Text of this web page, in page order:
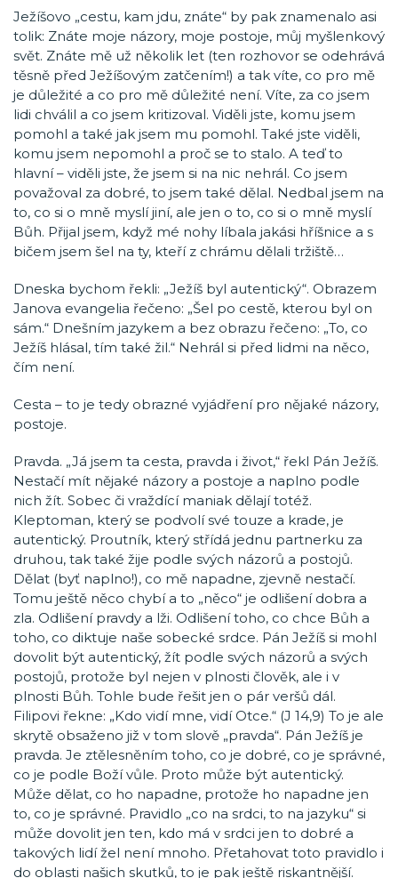
Ježíšovo „cestu, kam jdu, znáte“ by pak znamenalo asi
tolik: Znáte moje názory, moje postoje, můj myšlenkový
svět. Znáte mě už několik let (ten rozhovor se odehrává
těsně před Ježíšovým zatčením!) a tak víte, co pro mě
je důležité a co pro mě důležité není. Víte, za co jsem
lidi chválil a co jsem kritizoval. Viděli jste, komu jsem
pomohl a také jak jsem mu pomohl. Také jste viděli,
komu jsem nepomohl a proč se to stalo. A teď to
hlavní – viděli jste, že jsem si na nic nehrál. Co jsem
považoval za dobré, to jsem také dělal. Nedbal jsem na
to, co si o mně myslí jiní, ale jen o to, co si o mně myslí
Bůh. Přijal jsem, když mé nohy líbala jakási hříšnice a s
bičem jsem šel na ty, kteří z chrámu dělali tržiště…
Dneska bychom řekli: „Ježíš byl autentický“. Obrazem
Janova evangelia řečeno: „Šel po cestě, kterou byl on
sám.“ Dnešním jazykem a bez obrazu řečeno: „To, co
Ježíš hlásal, tím také žil.“ Nehrál si před lidmi na něco,
čím není.
Cesta – to je tedy obrazné vyjádření pro nějaké názory,
postoje.
Pravda. „Já jsem ta cesta, pravda i život,“ řekl Pán Ježíš.
Nestačí mít nějaké názory a postoje a naplno podle
nich žít. Sobec či vraždící maniak dělají totéž.
Kleptoman, který se podvolí své touze a krade, je
autentický. Proutník, který střídá jednu partnerku za
druhou, tak také žije podle svých názorů a postojů.
Dělat (byť naplno!), co mě napadne, zjevně nestačí.
Tomu ještě něco chybí a to „něco“ je odlišení dobra a
zla. Odlišení pravdy a lži. Odlišení toho, co chce Bůh a
toho, co diktuje naše sobecké srdce. Pán Ježíš si mohl
dovolit být autentický, žít podle svých názorů a svých
postojů, protože byl nejen v plnosti člověk, ale i v
plnosti Bůh. Tohle bude řešit jen o pár veršů dál.
Filipovi řekne: „Kdo vidí mne, vidí Otce.“ (J 14,9) To je ale
skrytě obsaženo již v tom slově „pravda“. Pán Ježíš je
pravda. Je ztělesněním toho, co je dobré, co je správné,
co je podle Boží vůle. Proto může být autentický.
Může dělat, co ho napadne, protože ho napadne jen
to, co je správné. Pravidlo „co na srdci, to na jazyku“ si
může dovolit jen ten, kdo má v srdci jen to dobré a
takových lidí žel není mnoho. Přetahovat toto pravidlo i
do oblasti našich skutků, to je pak ještě riskantnější.